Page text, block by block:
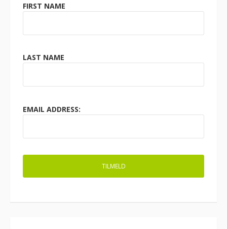
FIRST NAME
LAST NAME
EMAIL ADDRESS: